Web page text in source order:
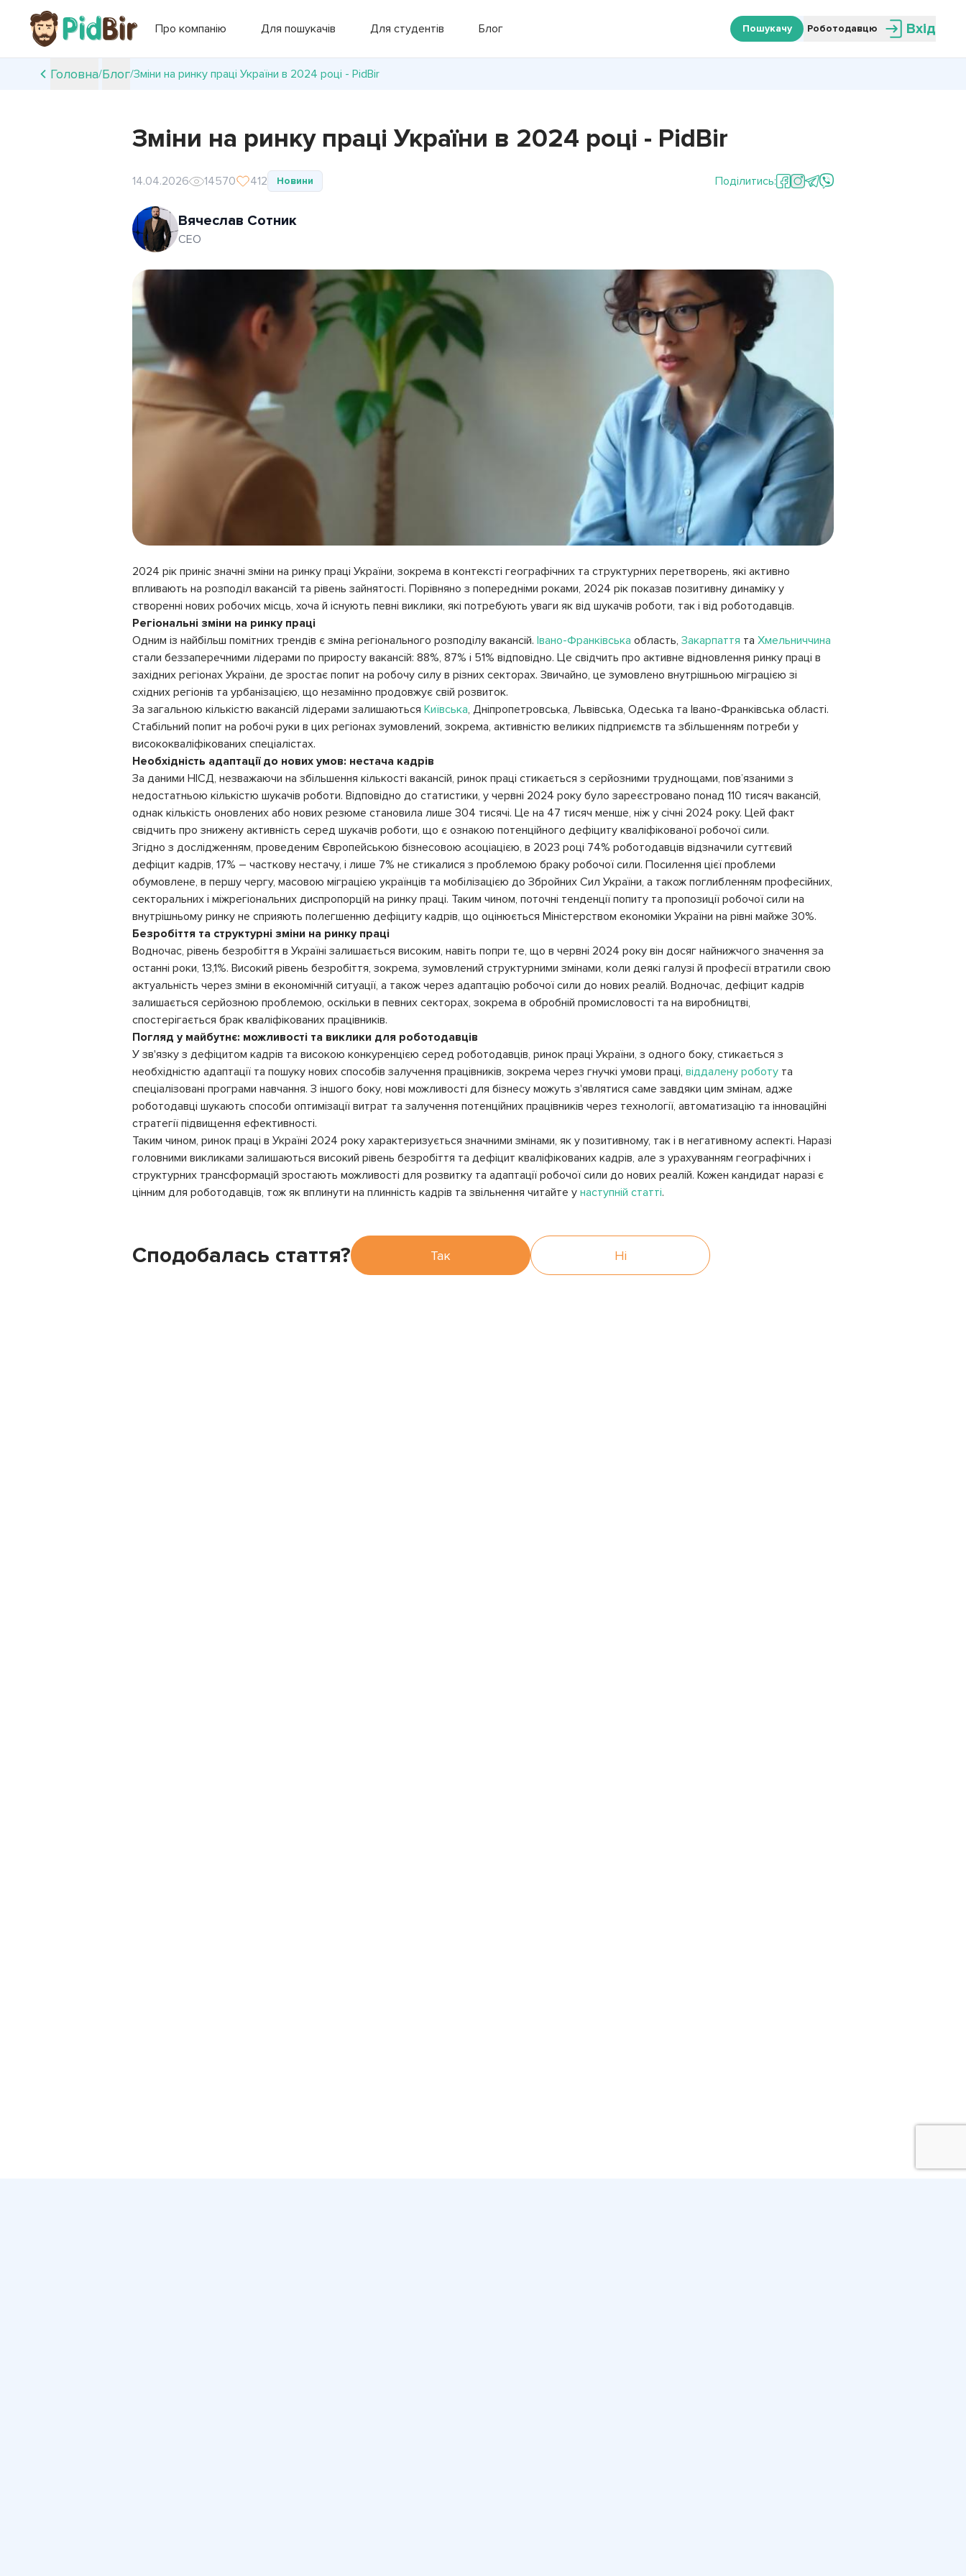
Про компанію Для пошукачів Для студентів Блог Пошукачу Роботодавцю Вхід
Головна/Блог/Зміни на ринку праці України в 2024 році - PidBir
Зміни на ринку праці України в 2024 році - PidBir
14.04.2026 14570 412 Новини Поділитись:
Вячеслав Сотник
СEO
2024 рік приніс значні зміни на ринку праці України, зокрема в контексті географічних та структурних перетворень, які активно
впливають на розподіл вакансій та рівень зайнятості. Порівняно з попередніми роками, 2024 рік показав позитивну динаміку у
створенні нових робочих місць, хоча й існують певні виклики, які потребують уваги як від шукачів роботи, так і від роботодавців.
Регіональні зміни на ринку праці
Одним із найбільш помітних трендів є зміна регіонального розподілу вакансій. Івано-Франківська область, Закарпаття та Хмельниччина
стали беззаперечними лідерами по приросту вакансій: 88%, 87% і 51% відповідно. Це свідчить про активне відновлення ринку праці в
західних регіонах України, де зростає попит на робочу силу в різних секторах. Звичайно, це зумовлено внутрішньою міграцією зі
східних регіонів та урбанізацією, що незамінно продовжує свій розвиток.
За загальною кількістю вакансій лідерами залишаються Київська, Дніпропетровська, Львівська, Одеська та Івано-Франківська області.
Стабільний попит на робочі руки в цих регіонах зумовлений, зокрема, активністю великих підприємств та збільшенням потреби у
висококваліфікованих спеціалістах.
Необхідність адаптації до нових умов: нестача кадрів
За даними НІСД, незважаючи на збільшення кількості вакансій, ринок праці стикається з серйозними труднощами, пов’язаними з
недостатньою кількістю шукачів роботи. Відповідно до статистики, у червні 2024 року було зареєстровано понад 110 тисяч вакансій,
однак кількість оновлених або нових резюме становила лише 304 тисячі. Це на 47 тисяч менше, ніж у січні 2024 року. Цей факт
свідчить про знижену активність серед шукачів роботи, що є ознакою потенційного дефіциту кваліфікованої робочої сили.
Згідно з дослідженням, проведеним Європейською бізнесовою асоціацією, в 2023 році 74% роботодавців відзначили суттєвий
дефіцит кадрів, 17% – часткову нестачу, і лише 7% не стикалися з проблемою браку робочої сили. Посилення цієї проблеми
обумовлене, в першу чергу, масовою міграцією українців та мобілізацією до Збройних Сил України, а також поглибленням професійних,
секторальних і міжрегіональних диспропорцій на ринку праці. Таким чином, поточні тенденції попиту та пропозиції робочої сили на
внутрішньому ринку не сприяють полегшенню дефіциту кадрів, що оцінюється Міністерством економіки України на рівні майже 30%.
Безробіття та структурні зміни на ринку праці
Водночас, рівень безробіття в Україні залишається високим, навіть попри те, що в червні 2024 року він досяг найнижчого значення за
останні роки, 13,1%. Високий рівень безробіття, зокрема, зумовлений структурними змінами, коли деякі галузі й професії втратили свою
актуальність через зміни в економічній ситуації, а також через адаптацію робочої сили до нових реалій. Водночас, дефіцит кадрів
залишається серйозною проблемою, оскільки в певних секторах, зокрема в обробній промисловості та на виробництві,
спостерігається брак кваліфікованих працівників.
Погляд у майбутнє: можливості та виклики для роботодавців
У зв'язку з дефіцитом кадрів та високою конкуренцією серед роботодавців, ринок праці України, з одного боку, стикається з
необхідністю адаптації та пошуку нових способів залучення працівників, зокрема через гнучкі умови праці, віддалену роботу та
спеціалізовані програми навчання. З іншого боку, нові можливості для бізнесу можуть з'являтися саме завдяки цим змінам, адже
роботодавці шукають способи оптимізації витрат та залучення потенційних працівників через технології, автоматизацію та інноваційні
стратегії підвищення ефективності.
Таким чином, ринок праці в Україні 2024 року характеризується значними змінами, як у позитивному, так і в негативному аспекті. Наразі
головними викликами залишаються високий рівень безробіття та дефіцит кваліфікованих кадрів, але з урахуванням географічних і
структурних трансформацій зростають можливості для розвитку та адаптації робочої сили до нових реалій. Кожен кандидат наразі є
цінним для роботодавців, тож як вплинути на плинність кадрів та звільнення читайте у наступній статті.
Сподобалась стаття? Так Ні